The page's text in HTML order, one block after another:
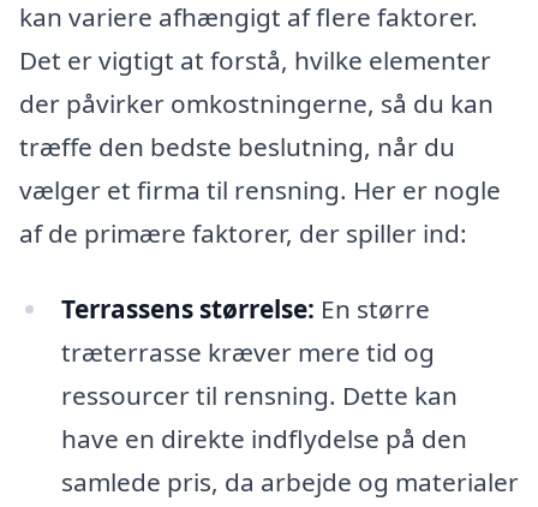
kan variere afhængigt af flere faktorer.
Det er vigtigt at forstå, hvilke elementer
der påvirker omkostningerne, så du kan
træffe den bedste beslutning, når du
vælger et firma til rensning. Her er nogle
af de primære faktorer, der spiller ind:
Terrassens størrelse: En større
træterrasse kræver mere tid og
ressourcer til rensning. Dette kan
have en direkte indflydelse på den
samlede pris, da arbejde og materialer